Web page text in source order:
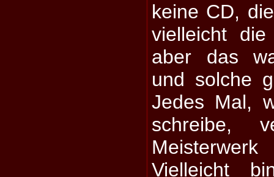
keine CD,
vielleicht
aber das
und solche
Jedes Mal,
schreibe,
Vielleicht